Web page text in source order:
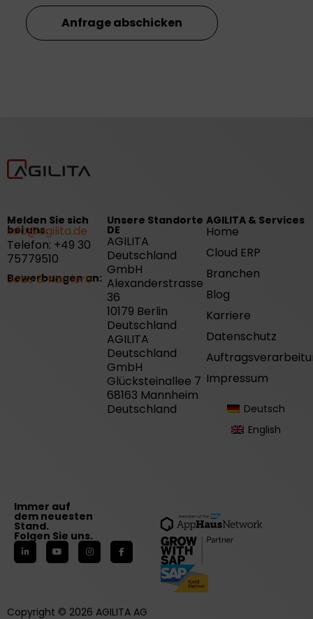
Anfrage abschicken
Melden Sie sich
bei uns.
info@agilita.de
Telefon: +49 30
75779510
Bewerbungen an:
Jobs & Karriere
Unsere Standorte
DE
AGILITA
Deutschland
GmbH
Alexanderstrasse
36
10179 Berlin
Deutschland
AGILITA
Deutschland
GmbH
Glücksteinallee 7
68163 Mannheim
Deutschland
AGILITA & Services
Home
Cloud ERP
Branchen
Blog
Karriere
Datenschutz
Impressum
Deutsch
English
Immer auf
dem neuesten
Stand.
Folgen Sie uns.
Copyright © 2026 AGILITA AG